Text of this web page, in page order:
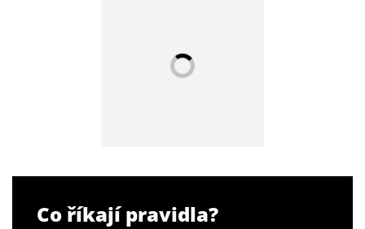
Co říkají pravidla?